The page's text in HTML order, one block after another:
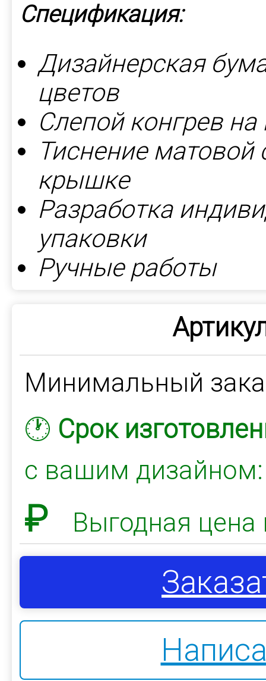
Спецификация:
Дизайнерская
цветов
Слепой конгрев
Тиснение матовой
крышке
Разработка
упаковки
Ручные работы
Минимальный
🕐 Срок
с вашим
₽ Выгодная